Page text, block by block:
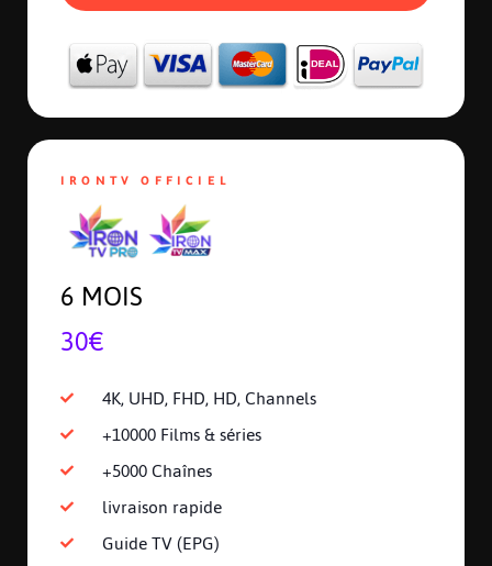
IRONTV OFFICIEL
6 MOIS
30€
4K, UHD, FHD, HD, Channels
+10000 Films & séries
+5000 Chaînes
livraison rapide
Guide TV (EPG)